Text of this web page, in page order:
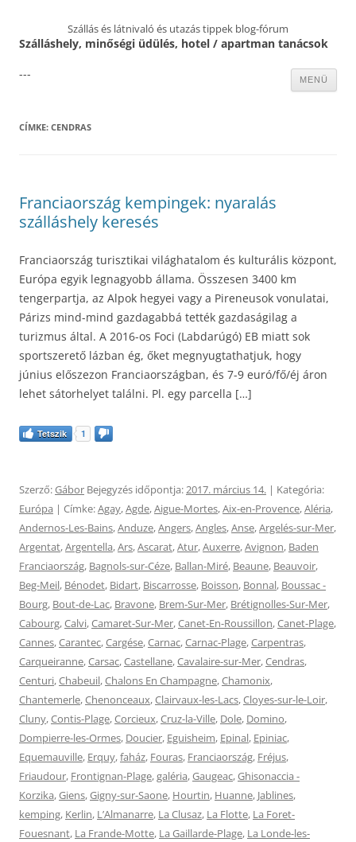
Szállás és látnivaló és utazás tippek blog-fórum
Szálláshely, minőségi üdülés, hotel / apartman tanácsok
MENÜ
---
CÍMKE: CENDRAS
Franciaország kempingek: nyaralás
szálláshely keresés
Franciaország turisztikai világhatalom és kulturális központ,
Európa egyik legnagyobb állama. Összesen 3400 km
tengerpartja, az Alpok hegyei vagy a Pireneusok vonulatai,
Párizs mind-mind gazdagabbá tették gazdaságilag a
turizmus által. A 2016-os Foci (Labdarúgó) EB miatt sok
sportszerető lázban ég, őket megnyugtathatjuk, hogy
június előszezon Franciaországban, és 7-9 euró/fő/éj áron
lehet sátorhelyet találni. Pl. egy parcella […]
Tetszik 1
Szerző:Gábor Bejegyzés időpontja:2017. március 14. | Kategória:
Európa | Címke:Agay,Agde,Aigue-Mortes,Aix-en-Provence,Aléria,
Andernos-Les-Bains,Anduze,Angers,Angles,Anse,Argelés-sur-Mer,
Argentat,Argentella,Ars,Ascarat,Atur,Auxerre,Avignon, Baden
Franciaország, Bagnols-sur-Céze, Ballan-Miré, Beaune, Beauvoir,
Beg-Meil, Bénodet, Bidart, Biscarrosse, Boisson, Bonnal, Boussac -
Bourg, Bout-de-Lac, Bravone, Brem-Sur-Mer, Brétignolles-Sur-Mer,
Cabourg,Calvi,Camaret-Sur-Mer,Canet-En-Roussillon,Canet-Plage,
Cannes,Carantec,Cargése,Carnac,Carnac-Plage,Carpentras,
Carqueiranne,Carsac,Castellane,Cavalaire-sur-Mer,Cendras,
Centuri,Chabeuil,Chalons En Champagne,Chamonix,
Chantemerle,Chenonceaux,Clairvaux-les-Lacs,Cloyes-sur-le-Loir,
Cluny,Contis-Plage,Corcieux,Cruz-la-Ville, Dole, Domino,
Dompierre-les-Ormes, Doucier, Eguisheim, Epinal, Epiniac,
Equemauville, Erquy,faház, Fouras, Franciaország, Fréjus,
Friaudour, Frontignan-Plage,galéria,Gaugeac,Ghisonaccia -
Korzika,Giens,Gigny-sur-Saone, Hourtin, Huanne, Jablines,
kemping, Kerlin, L’Almanarre, La Clusaz, La Flotte, La Foret-
Fouesnant, La Frande-Motte, La Gaillarde-Plage, La Londe-les-